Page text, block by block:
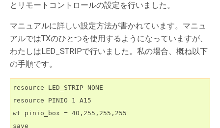
とリモートコントロールの設定を行いました。
マニュアルに詳しい設定方法が書かれています。マニュ
アルではTXのひとつを使用するようになっていますが、
わたしはLED_STRIPで行いました。私の場合、概ね以下
の手順です。
resource LED_STRIP NONE
resource PINIO 1 A15
wt pinio_box = 40,255,255,255